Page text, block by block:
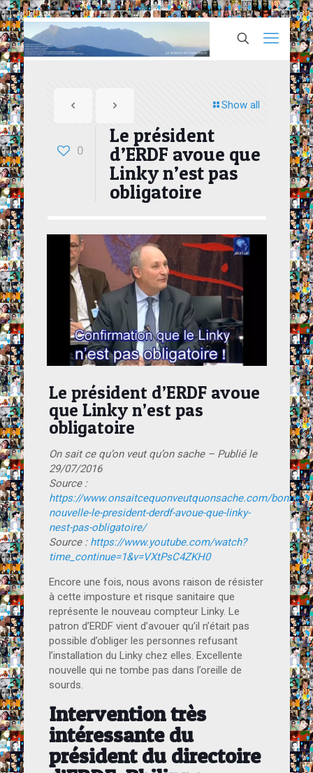
Show all
0
Le président
d’ERDF avoue que
Linky n’est pas
obligatoire
Le président d’ERDF avoue
que Linky n’est pas
obligatoire
On sait ce qu’on veut qu’on sache – Publié le
29/07/2016
Source :
https://www.onsaitcequonveutquonsache.com/bonne-
nouvelle-le-president-derdf-avoue-que-linky-
nest-pas-obligatoire/
Source : https://www.youtube.com/watch?
time_continue=1&v=VXtPsC4ZKH0
Encore une fois, nous avons raison de résister
à cette imposture et risque sanitaire que
représente le nouveau compteur Linky. Le
patron d’ERDF vient d’avouer qu’il n’était pas
possible d’obliger les personnes refusant
l’installation du Linky chez elles. Excellente
nouvelle qui ne tombe pas dans l’oreille de
sourds.
Intervention très
intéressante du
président du directoire